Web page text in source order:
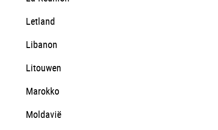
Letland
Libanon
Litouwen
Marokko
Moldavië